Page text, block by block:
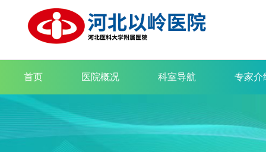
首页 医院概况 科室导航 专家介